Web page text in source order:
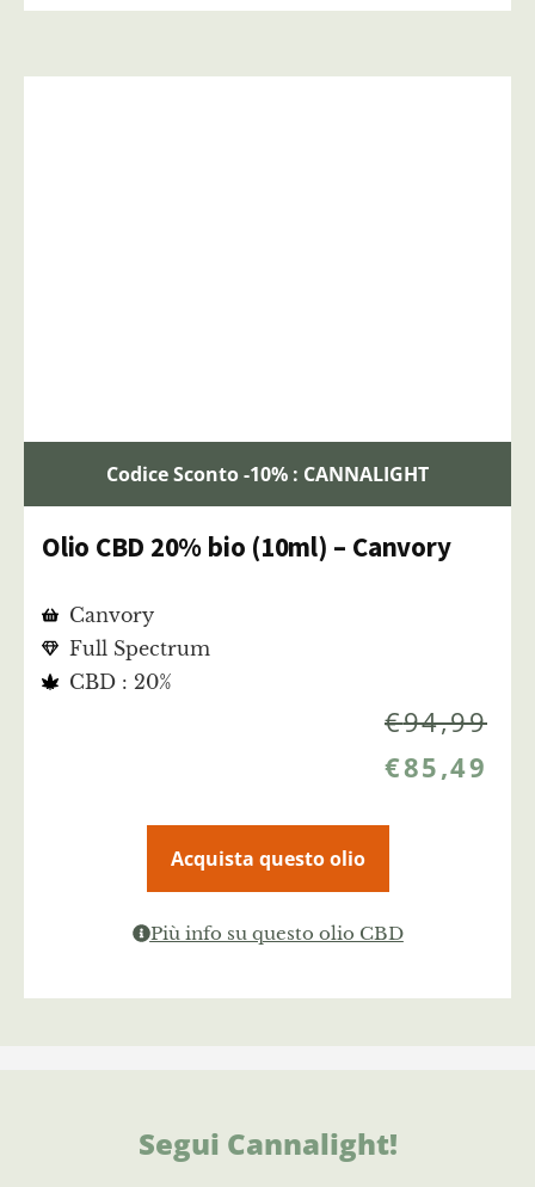
Codice Sconto -10% : CANNALIGHT
Olio CBD 20% bio (10ml) – Canvory
Canvory
Full Spectrum
CBD : 20%
€94,99
€85,49
Acquista questo olio
Più info su questo olio CBD
Segui Cannalight!